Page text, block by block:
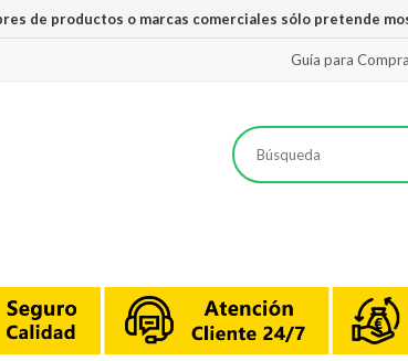
de productos o marcas comerciales sólo pretende
Guía para